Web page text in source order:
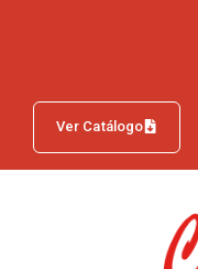
Ver Catálogo